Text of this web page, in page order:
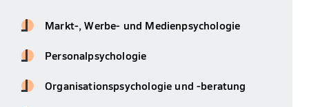
Markt-, Werbe- und Medienpsychologie
Personalpsychologie
Organisationspsychologie und -beratung